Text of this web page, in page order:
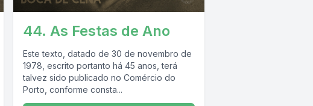
44. As Festas de Ano
Este texto, datado de 30 de novembro de
1978, escrito portanto há 45 anos, terá
talvez sido publicado no Comércio do
Porto, conforme consta...